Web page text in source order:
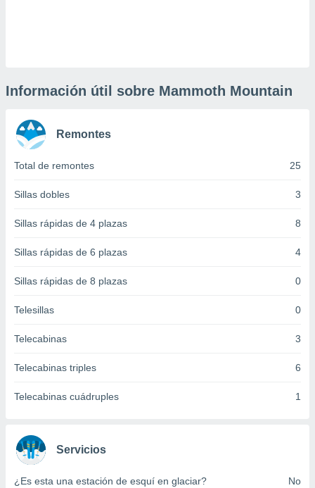
similares
como
IP
en
a lo que
su
momento
en
Información útil sobre Mammoth Mountain
Remontes
Total de remontes 25
Sillas dobles 3
Sillas rápidas de 4 plazas 8
Sillas rápidas de 6 plazas 4
Sillas rápidas de 8 plazas 0
Telesillas 0
Telecabinas 3
Telecabinas triples 6
Telecabinas cuádruples 1
Servicios
¿Es esta una estación de esquí en glaciar? No